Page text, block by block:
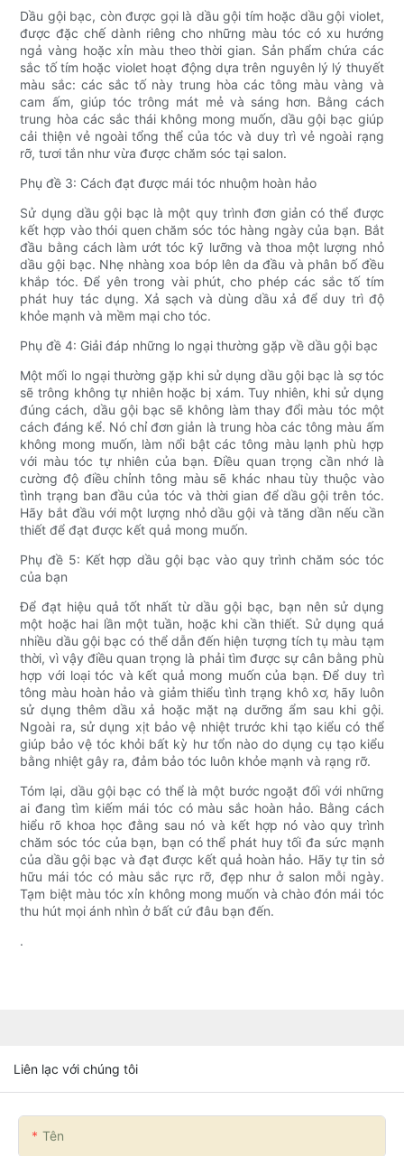
Dầu gội bạc, còn được gọi là dầu gội tím hoặc dầu gội violet,
được đặc chế dành riêng cho những màu tóc có xu hướng
ngả vàng hoặc xỉn màu theo thời gian. Sản phẩm chứa các
sắc tố tím hoặc violet hoạt động dựa trên nguyên lý lý thuyết
màu sắc: các sắc tố này trung hòa các tông màu vàng và
cam ấm, giúp tóc trông mát mẻ và sáng hơn. Bằng cách
trung hòa các sắc thái không mong muốn, dầu gội bạc giúp
cải thiện vẻ ngoài tổng thể của tóc và duy trì vẻ ngoài rạng
rỡ, tươi tắn như vừa được chăm sóc tại salon.
Phụ đề 3: Cách đạt được mái tóc nhuộm hoàn hảo
Sử dụng dầu gội bạc là một quy trình đơn giản có thể được
kết hợp vào thói quen chăm sóc tóc hàng ngày của bạn. Bắt
đầu bằng cách làm ướt tóc kỹ lưỡng và thoa một lượng nhỏ
dầu gội bạc. Nhẹ nhàng xoa bóp lên da đầu và phân bố đều
khắp tóc. Để yên trong vài phút, cho phép các sắc tố tím
phát huy tác dụng. Xả sạch và dùng dầu xả để duy trì độ
khỏe mạnh và mềm mại cho tóc.
Phụ đề 4: Giải đáp những lo ngại thường gặp về dầu gội bạc
Một mối lo ngại thường gặp khi sử dụng dầu gội bạc là sợ tóc
sẽ trông không tự nhiên hoặc bị xám. Tuy nhiên, khi sử dụng
đúng cách, dầu gội bạc sẽ không làm thay đổi màu tóc một
cách đáng kể. Nó chỉ đơn giản là trung hòa các tông màu ấm
không mong muốn, làm nổi bật các tông màu lạnh phù hợp
với màu tóc tự nhiên của bạn. Điều quan trọng cần nhớ là
cường độ điều chỉnh tông màu sẽ khác nhau tùy thuộc vào
tình trạng ban đầu của tóc và thời gian để dầu gội trên tóc.
Hãy bắt đầu với một lượng nhỏ dầu gội và tăng dần nếu cần
thiết để đạt được kết quả mong muốn.
Phụ đề 5: Kết hợp dầu gội bạc vào quy trình chăm sóc tóc
của bạn
Để đạt hiệu quả tốt nhất từ ​​dầu gội bạc, bạn nên sử dụng
một hoặc hai lần một tuần, hoặc khi cần thiết. Sử dụng quá
nhiều dầu gội bạc có thể dẫn đến hiện tượng tích tụ màu tạm
thời, vì vậy điều quan trọng là phải tìm được sự cân bằng phù
hợp với loại tóc và kết quả mong muốn của bạn. Để duy trì
tông màu hoàn hảo và giảm thiểu tình trạng khô xơ, hãy luôn
sử dụng thêm dầu xả hoặc mặt nạ dưỡng ẩm sau khi gội.
Ngoài ra, sử dụng xịt bảo vệ nhiệt trước khi tạo kiểu có thể
giúp bảo vệ tóc khỏi bất kỳ hư tổn nào do dụng cụ tạo kiểu
bằng nhiệt gây ra, đảm bảo tóc luôn khỏe mạnh và rạng rỡ.
Tóm lại, dầu gội bạc có thể là một bước ngoặt đối với những
ai đang tìm kiếm mái tóc có màu sắc hoàn hảo. Bằng cách
hiểu rõ khoa học đằng sau nó và kết hợp nó vào quy trình
chăm sóc tóc của bạn, bạn có thể phát huy tối đa sức mạnh
của dầu gội bạc và đạt được kết quả hoàn hảo. Hãy tự tin sở
hữu mái tóc có màu sắc rực rỡ, đẹp như ở salon mỗi ngày.
Tạm biệt màu tóc xỉn không mong muốn và chào đón mái tóc
thu hút mọi ánh nhìn ở bất cứ đâu bạn đến.
.
Liên lạc với chúng tôi
Tên